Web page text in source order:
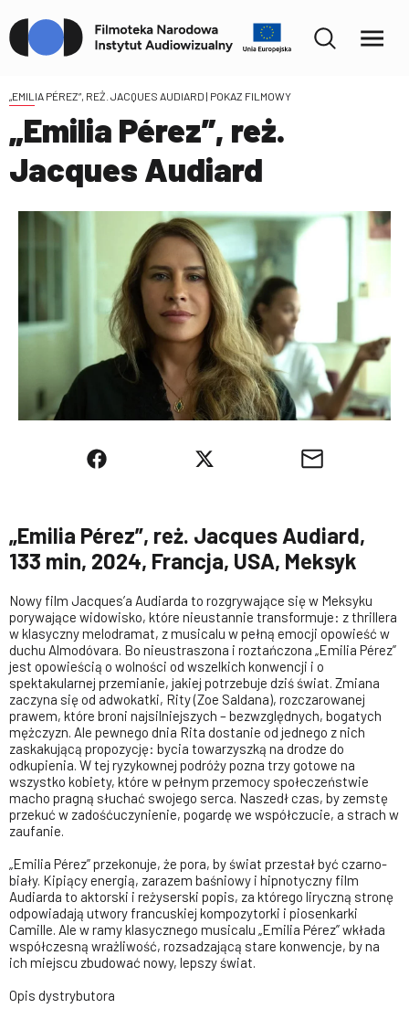
„EMILIA PÉREZ”, REŻ. JACQUES AUDIARD | POKAZ FILMOWY
„Emilia Pérez”, reż.
Jacques Audiard
„Emilia Pérez”, reż. Jacques Audiard,
133 min, 2024, Francja, USA, Meksyk
Nowy film Jacques’a Audiarda to rozgrywające się w Meksyku
porywające widowisko, które nieustannie transformuje: z thrillera
w klasyczny melodramat, z musicalu w pełną emocji opowieść w
duchu Almodóvara. Bo nieustraszona i roztańczona „Emilia Pérez”
jest opowieścią o wolności od wszelkich konwencji i o
spektakularnej przemianie, jakiej potrzebuje dziś świat. Zmiana
zaczyna się od adwokatki, Rity (Zoe Saldana), rozczarowanej
prawem, które broni najsilniejszych – bezwzględnych, bogatych
mężczyzn. Ale pewnego dnia Rita dostanie od jednego z nich
zaskakującą propozycję: bycia towarzyszką na drodze do
odkupienia. W tej ryzykownej podróży pozna trzy gotowe na
wszystko kobiety, które w pełnym przemocy społeczeństwie
macho pragną słuchać swojego serca. Naszedł czas, by zemstę
przekuć w zadośćuczynienie, pogardę we współczucie, a strach w
zaufanie.
„Emilia Pérez” przekonuje, że pora, by świat przestał być czarno-
biały. Kipiący energią, zarazem baśniowy i hipnotyczny film
Audiarda to aktorski i reżyserski popis, za którego liryczną stronę
odpowiadają utwory francuskiej kompozytorki i piosenkarki
Camille. Ale w ramy klasycznego musicalu „Emilia Pérez” wkłada
współczesną wrażliwość, rozsadzającą stare konwencje, by na
ich miejscu zbudować nowy, lepszy świat.
Opis dystrybutora